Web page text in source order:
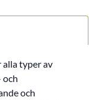
typer av
och
och